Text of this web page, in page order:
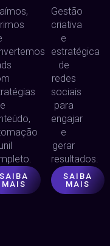
SAIBA
MAIS
Gestão
criativa
e
estratégica
de
redes
sociais
para
engajar
e
gerar
resultados.
SAIBA
MAIS